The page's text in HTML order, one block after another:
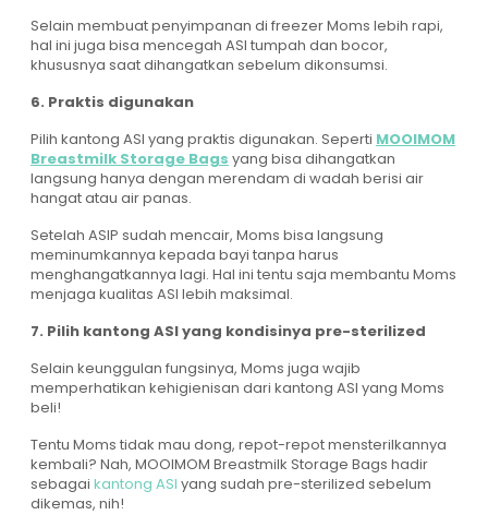
Selain membuat penyimpanan di freezer Moms lebih rapi,
hal ini juga bisa mencegah ASI tumpah dan bocor,
khususnya saat dihangatkan sebelum dikonsumsi.
6. Praktis digunakan
Pilih kantong ASI yang praktis digunakan. Seperti MOOIMOM
Breastmilk Storage Bags yang bisa dihangatkan
langsung hanya dengan merendam di wadah berisi air
hangat atau air panas.
Setelah ASIP sudah mencair, Moms bisa langsung
meminumkannya kepada bayi tanpa harus
menghangatkannya lagi. Hal ini tentu saja membantu Moms
menjaga kualitas ASI lebih maksimal.
7. Pilih kantong ASI yang kondisinya pre-sterilized
Selain keunggulan fungsinya, Moms juga wajib
memperhatikan kehigienisan dari kantong ASI yang Moms
beli!
Tentu Moms tidak mau dong, repot-repot mensterilkannya
kembali? Nah, MOOIMOM Breastmilk Storage Bags hadir
sebagai kantong ASI yang sudah pre-sterilized sebelum
dikemas, nih!